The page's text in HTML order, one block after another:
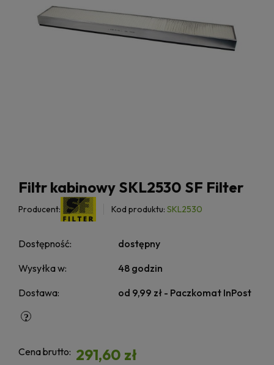
Filtr kabinowy SKL2530 SF Filter
Producent: Kod produktu: SKL2530
Dostępność:
dostępny
Wysyłka w:
48 godzin
Dostawa:
od 9,99 zł - Paczkomat InPost
Cena brutto: 291,60 zł